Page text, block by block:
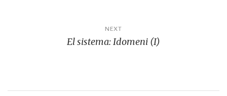
NEXT
El sistema: Idomeni (I)